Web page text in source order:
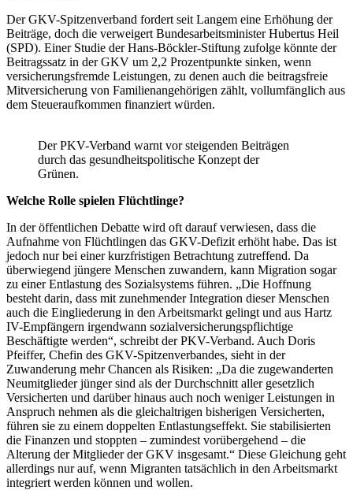
Der GKV-Spitzenverband fordert seit Langem eine Erhöhung der
Beiträge, doch die verweigert Bundesarbeitsminister Hubertus Heil
(SPD). Einer Studie der Hans-Böckler-Stiftung zufolge könnte der
Beitragssatz in der GKV um 2,2 Prozentpunkte sinken, wenn
versicherungsfremde Leistungen, zu denen auch die beitragsfreie
Mitversicherung von Familienangehörigen zählt, vollumfänglich aus
dem Steueraufkommen finanziert würden.
Der PKV-Verband warnt vor steigenden Beiträgen
durch das gesundheitspolitische Konzept der
Grünen.
Welche Rolle spielen Flüchtlinge?
In der öffentlichen Debatte wird oft darauf verwiesen, dass die
Aufnahme von Flüchtlingen das GKV-Defizit erhöht habe. Das ist
jedoch nur bei einer kurzfristigen Betrachtung zutreffend. Da
überwiegend jüngere Menschen zuwandern, kann Migration sogar
zu einer Entlastung des Sozialsystems führen. „Die Hoffnung
besteht darin, dass mit zunehmender Integration dieser Menschen
auch die Eingliederung in den Arbeitsmarkt gelingt und aus Hartz
IV-Empfängern irgendwann sozialversicherungspflichtige
Beschäftigte werden“, schreibt der PKV-Verband. Auch Doris
Pfeiffer, Chefin des GKV-Spitzenverbandes, sieht in der
Zuwanderung mehr Chancen als Risiken: „Da die zugewanderten
Neumitglieder jünger sind als der Durchschnitt aller gesetzlich
Versicherten und darüber hinaus auch noch weniger Leistungen in
Anspruch nehmen als die gleichaltrigen bisherigen Versicherten,
führen sie zu einem doppelten Entlastungseffekt. Sie stabilisierten
die Finanzen und stoppten – zumindest vorübergehend – die
Alterung der Mitglieder der GKV insgesamt.“ Diese Gleichung geht
allerdings nur auf, wenn Migranten tatsächlich in den Arbeitsmarkt
integriert werden können und wollen.